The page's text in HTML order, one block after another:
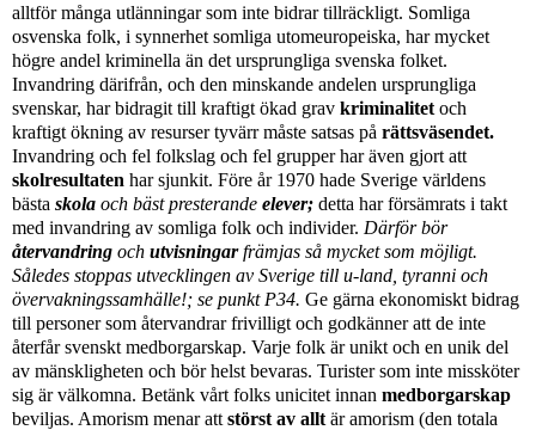
alltför många utlänningar som inte bidrar tillräckligt. Somliga
osvenska folk, i synnerhet somliga utomeuropeiska, har mycket
högre andel kriminella än det ursprungliga svenska folket.
Invandring därifrån, och den minskande andelen ursprungliga
svenskar, har bidragit till kraftigt ökad grav kriminalitet och
kraftigt ökning av resurser tyvärr måste satsas på rättsväsendet.
Invandring och fel folkslag och fel grupper har även gjort att
skolresultaten har sjunkit. Före år 1970 hade Sverige världens
bästa skola och bäst presterande elever; detta har försämrats i takt
med invandring av somliga folk och individer. Därför bör
återvandring och utvisningarfrämjas så mycket som möjligt.
Således stoppas utvecklingen av Sverige till u-land, tyranni och
övervakningssamhälle!; se punkt P34. Ge gärna ekonomiskt bidrag
till personer som återvandrar frivilligt och godkänner att de inte
återfår svenskt medborgarskap. Varje folk är unikt och en unik del
av mänskligheten och bör helst bevaras. Turister som inte missköter
sig är välkomna. Betänk vårt folks unicitet innan medborgarskap
beviljas. Amorism menar att störst av allt är amorism (den totala